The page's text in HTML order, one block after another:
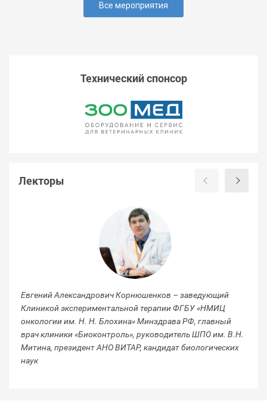
Технический спонсор
Лекторы
Евгений Александрович Корнюшенков – заведующий
Клиникой экспериментальной терапии ФГБУ «НМИЦ
онкологии им. Н. Н. Блохина» Минздрава РФ, главный
врач клиники «Биоконтроль», руководитель ШПО им. В.Н.
Митина, президент АНО ВИТАР, кандидат биологических
наук
Все мероприятия